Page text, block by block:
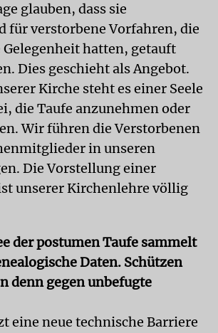
glauben, dass sie
für verstorbene Vorfahren, die
hatten, getauft
Dies geschieht als Angebot.
Kirche steht es einer Seele
die Taufe anzunehmen oder
Wir führen die Verstorbenen
in unseren
Die Vorstellung einer
unserer Kirchenlehre völlig
der postumen Taufe sammelt
Daten. Schützen
denn gegen unbefugte
eine neue technische Barriere